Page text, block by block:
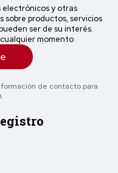
electrónicos y otras
sobre productos, servicios
ser de su interés.
momento
de contacto para